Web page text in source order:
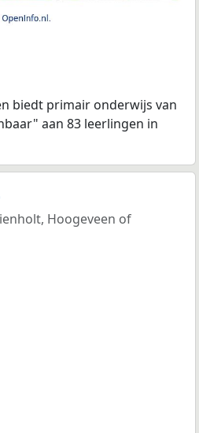
biedt primair onderwijs van
aan 83 leerlingen in
Hoogeveen of